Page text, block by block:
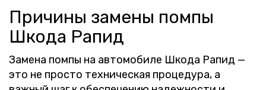
Причины замены помпы
Шкода Рапид
Замена помпы на автомобиле Шкода Рапид —
это не просто техническая процедура, а